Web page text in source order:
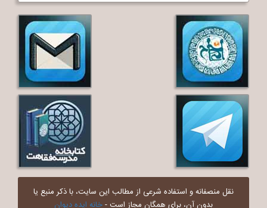
نقل منصفانه و استفاده شرعی از مطالب این سایت، با ذکر منبع یا
بدون آن، برای همگان مجاز است -خانه ایده دیوان